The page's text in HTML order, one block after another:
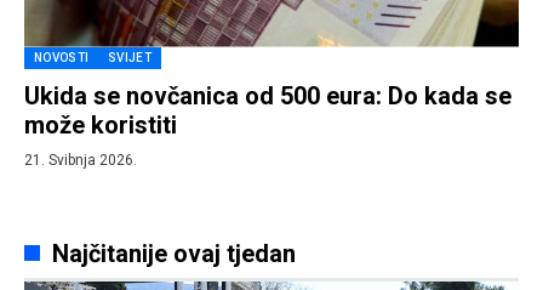
NOVOSTI SVIJET
Ukida se novčanica od 500 eura: Do kada se
može koristiti
21. Svibnja 2026.
Najčitanije ovaj tjedan